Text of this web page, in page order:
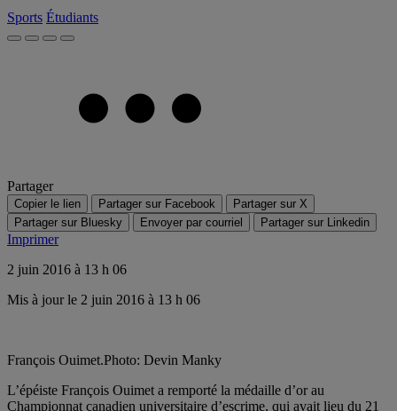
Sports Étudiants
Partager
Copier le lien Partager sur Facebook
Partager sur X
Partager sur Bluesky
Envoyer par courriel Partager sur Linkedin
Imprimer
2 juin 2016 à 13 h 06
Mis à jour le 2 juin 2016 à 13 h 06
François Ouimet.Photo: Devin Manky
L’épéiste François Ouimet a remporté la médaille d’or au
Championnat canadien universitaire d’escrime, qui avait lieu du 21